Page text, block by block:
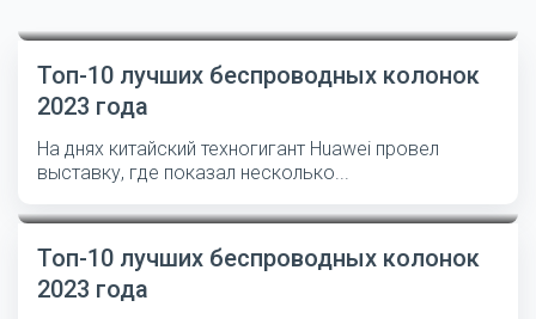
Топ-10 лучших беспроводных колонок
2023 года
На днях китайский техногигант Huawei провел
выставку, где показал несколько...
Топ-10 лучших беспроводных колонок
2023 года